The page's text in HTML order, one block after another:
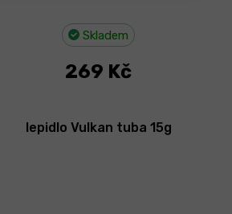
Skladem
269 Kč
lepidlo Vulkan tuba 15g